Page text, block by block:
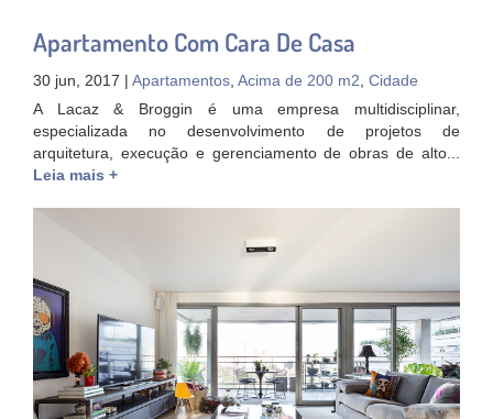
Apartamento Com Cara De Casa
30 jun, 2017 | Apartamentos, Acima de 200 m2, Cidade
A Lacaz & Broggin é uma empresa multidisciplinar,
especializada no desenvolvimento de projetos de
arquitetura, execução e gerenciamento de obras de alto...
Leia mais +